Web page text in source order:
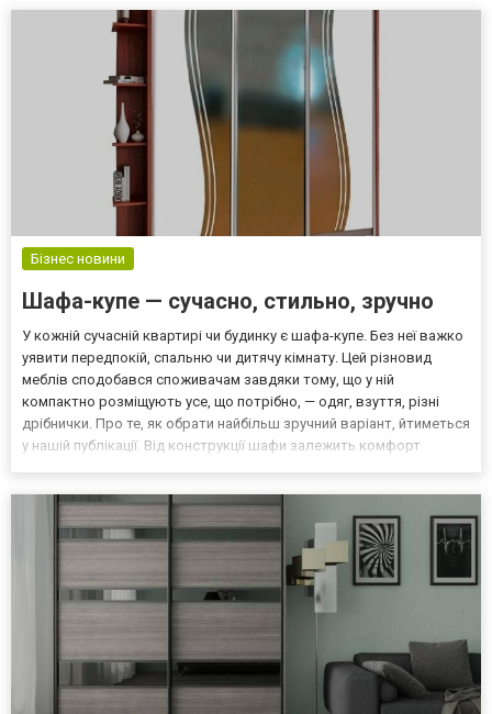
Бізнес новини
Шафа-купе — сучасно, стильно, зручно
У кожній сучасній квартирі чи будинку є шафа-купе. Без неї важко
уявити передпокій, спальню чи дитячу кімнату. Цей різновид
меблів сподобався споживачам завдяки тому, що у ній
компактно розміщують усе, що потрібно, — одяг, взуття, різні
дрібнички. Про те, як обрати найбільш зручний варіант, йтиметься
у нашій публікації. Від конструкції шафи залежить комфорт